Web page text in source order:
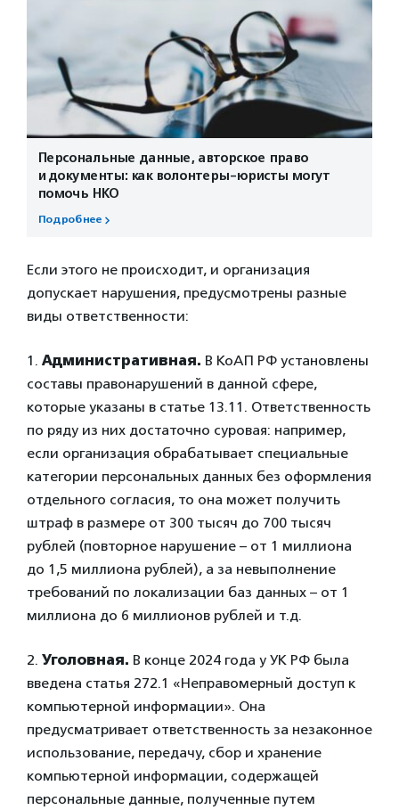
Персональные данные, авторское право
и документы: как волонтеры-юристы могут
помочь НКО
Подробнее
Если этого не происходит, и организация
допускает нарушения, предусмотрены разные
виды ответственности:
1. Административная. В КоАП РФ установлены
составы правонарушений в данной сфере,
которые указаны в статье 13.11. Ответственность
по ряду из них достаточно суровая: например,
если организация обрабатывает специальные
категории персональных данных без оформления
отдельного согласия, то она может получить
штраф в размере от 300 тысяч до 700 тысяч
рублей (повторное нарушение – от 1 миллиона
до 1,5 миллиона рублей), а за невыполнение
требований по локализации баз данных – от 1
миллиона до 6 миллионов рублей и т.д.
2. Уголовная. В конце 2024 года у УК РФ была
введена статья 272.1 «Неправомерный доступ к
компьютерной информации». Она
предусматривает ответственность за незаконное
использование, передачу, сбор и хранение
компьютерной информации, содержащей
персональные данные, полученные путем